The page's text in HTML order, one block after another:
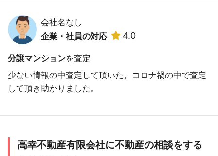
会社名なし
企業・社員の対応
4.0
分譲マンションを査定
少ない情報の中査定して頂いた。コロナ禍の中で査定
して頂き助かりました。
高幸不動産有限会社に不動産の相談をする